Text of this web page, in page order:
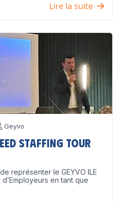
Lire la suite
Geyvo
Staffing Tour
représenter le GEYVO ILE
d’Employeurs en tant que